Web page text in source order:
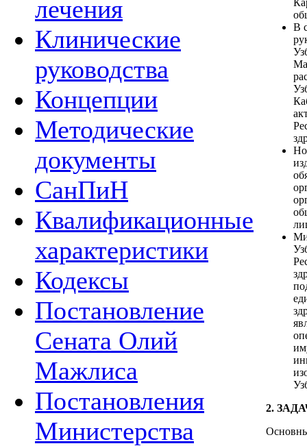
лечения
Клинические
руководства
Концепции
Методические
документы
СанПиН
Квалификационные
характеристики
Кодексы
Постановление
Сената Олий
Мажлиса
Постановления
Министерства
В
2.